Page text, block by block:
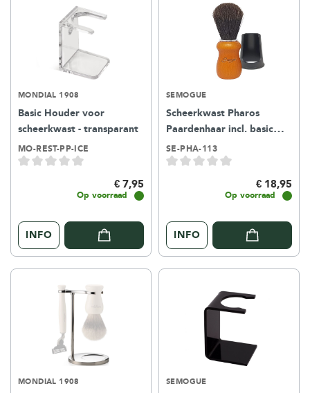
MONDIAL 1908
Basic Houder voor
scheerkwast - transparant
MO-REST-PP-ICE
€ 7,95
Op voorraad
INFO
SEMOGUE
Scheerkwast Pharos
Paardenhaar incl. basic
houder - yellow
SE-PHA-113
€ 18,95
Op voorraad
INFO
MONDIAL 1908 SEMOGUE